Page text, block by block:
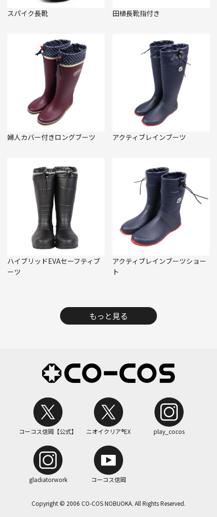
スパイク長靴 田植長靴指付き
婦人カバー付きロングブーツ アクティブレインブーツ
ハイブリッドEVAセーフティブ
ーツ
アクティブレインブーツショー
ト
もっと見る
コーコス信岡【公式】 ニオイクリア®EX play_cocos
gladiatorwork コーコス信岡
Copyright © 2006 CO-COS NOBUOKA. All Rights Reserved.